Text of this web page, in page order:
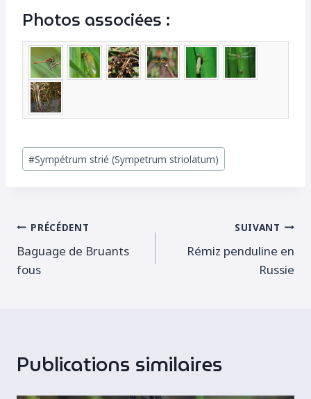
Photos associées :
Étiquettes
de
#Sympétrum strié (Sympetrum striolatum)
Navigation
de
PRÉCÉDENT
Baguage de Bruants
fous
SUIVANT
Rémiz penduline en
Russie
Publications similaires